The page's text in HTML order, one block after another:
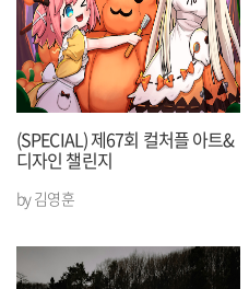
(SPECIAL) 제67회 컬처플 아트&
디자인 챌린지
by 김영훈